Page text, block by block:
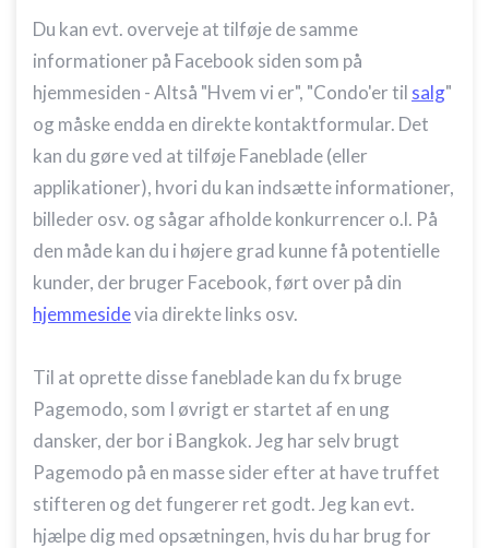
Du kan evt. overveje at tilføje de samme
informationer på Facebook siden som på
hjemmesiden - Altså "Hvem vi er", "Condo'er til salg"
og måske endda en direkte kontaktformular. Det
kan du gøre ved at tilføje Faneblade (eller
applikationer), hvori du kan indsætte informationer,
billeder osv. og sågar afholde konkurrencer o.l. På
den måde kan du i højere grad kunne få potentielle
kunder, der bruger Facebook, ført over på din
hjemmesidevia direkte links osv.
Til at oprette disse faneblade kan du fx bruge
Pagemodo, som I øvrigt er startet af en ung
dansker, der bor i Bangkok. Jeg har selv brugt
Pagemodo på en masse sider efter at have truffet
stifteren og det fungerer ret godt. Jeg kan evt.
hjælpe dig med opsætningen, hvis du har brug for